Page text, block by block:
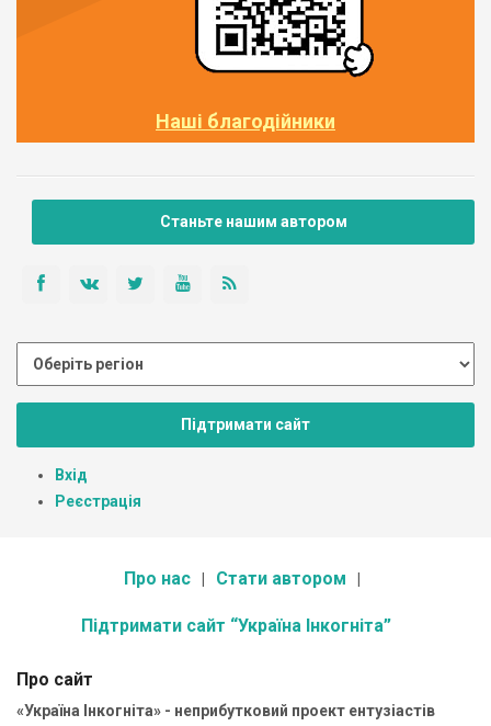
Наші благодійники
Станьте нашим автором
Підтримати сайт
Вхід
Реєстрація
Про нас Стати автором
Підтримати сайт “Україна Інкогніта”
Про сайт
«Україна Інкогніта» - неприбутковий проект ентузіастів